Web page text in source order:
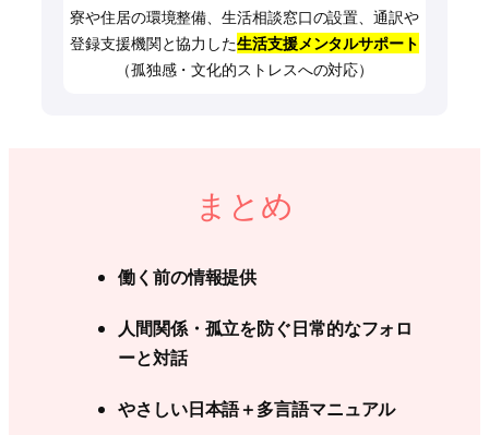
寮や住居の環境整備、生活相談窓口の設置、通訳や
登録支援機関と協力した生活支援メンタルサポート
（孤独感・文化的ストレスへの対応）
まとめ
働く前の情報提供
人間関係・孤立を防ぐ日常的なフォロ
ーと対話
やさしい日本語＋多言語マニュアル